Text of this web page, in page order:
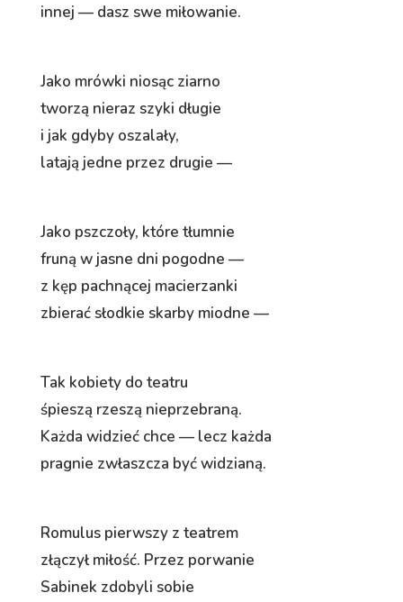
innej — dasz swe miłowanie.
Jako mrówki niosąc ziarno
tworzą nieraz szyki długie
i jak gdyby oszalały,
latają jedne przez drugie —
Jako pszczoły, które tłumnie
fruną w jasne dni pogodne —
z kęp pachnącej macierzanki
zbierać słodkie skarby miodne —
Tak kobiety do teatru
śpieszą rzeszą nieprzebraną.
Każda widzieć chce — lecz każda
pragnie zwłaszcza być widzianą.
Romulus pierwszy z teatrem
złączył miłość. Przez porwanie
Sabinek zdobyli sobie